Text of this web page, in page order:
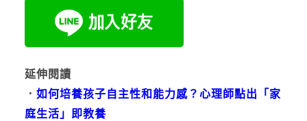
延伸閱讀
． 如何培養孩子自主性和能力感？心理師點出「家
庭生活」即教養